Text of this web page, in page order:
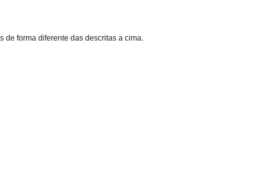
de forma diferente das descritas a cima.